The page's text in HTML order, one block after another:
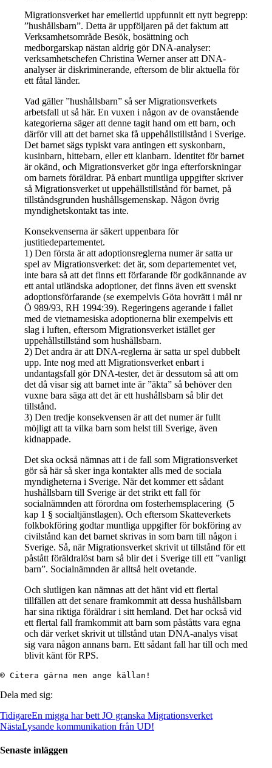
Migrationsverket har emellertid uppfunnit ett nytt begrepp:
”hushållsbarn”. Detta är uppföljaren på det faktum att
Verksamhetsområde Besök, bosättning och
medborgarskap nästan aldrig gör DNA-analyser:
verksamhetschefen Christina Werner anser att DNA-
analyser är diskriminerande, eftersom de blir aktuella för
ett fåtal länder.
Vad gäller ”hushållsbarn” så ser Migrationsverkets
arbetsfall ut så här. En vuxen i någon av de ovanstående
kategorierna säger att denne tagit hand om ett barn, och
därför vill att det barnet ska få uppehållstillstånd i Sverige.
Det barnet sägs typiskt vara antingen ett syskonbarn,
kusinbarn, hittebarn, eller ett klanbarn. Identitet för barnet
är okänd, och Migrationsverket gör inga efterforskningar
om barnets föräldrar. På enbart muntliga uppgifter skriver
så Migrationsverket ut uppehållstillstånd för barnet, på
tillståndsgrunden hushållsgemenskap. Någon övrig
myndighetskontakt tas inte.
Konsekvenserna är säkert uppenbara för
justitiedepartementet.
1) Den första är att adoptionsreglerna numer är satta ur
spel av Migrationsverket: det är, som departementet vet,
inte bara så att det finns ett förfarande för godkännande av
ett antal utländska adoptioner, det finns även ett svenskt
adoptionsförfarande (se exempelvis Göta hovrätt i mål nr
Ö 989/93, RH 1994:39). Regeringens agerande i fallet
med de vietnamesiska adoptionerna blir exempelvis ett
slag i luften, eftersom Migrationsverket istället ger
uppehållstillstånd som hushållsbarn.
2) Det andra är att DNA-reglerna är satta ur spel dubbelt
upp. Inte nog med att Migrationsverket enbart i
undantagsfall gör DNA-tester, det är dessutom så att om
det då visar sig att barnet inte är ”äkta” så behöver den
vuxne bara säga att det är ett hushållsbarn så blir det
tillstånd.
3) Den tredje konsekvensen är att det numer är fullt
möjligt att ta vilka barn som helst till Sverige, även
kidnappade.
Det ska också nämnas att i de fall som Migrationsverket
gör så här så sker inga kontakter alls med de sociala
myndigheterna i Sverige. När det kommer ett sådant
hushållsbarn till Sverige är det strikt ett fall för
socialnämnden att förordna om fosterhemsplacering (5
kap 1 § socialtjänstlagen). Och eftersom Skatteverkets
folkbokföring godtar muntliga uppgifter för bokföring av
civilstånd kan det barnet skrivas in som barn till någon i
Sverige. Så, när Migrationsverket skrivit ut tillstånd för ett
påstått föräldralöst barn så blir det i Sverige till ett ”vanligt
barn”. Socialnämnden är alltså helt ovetande.
Och slutligen kan nämnas att det hänt vid ett flertal
tillfällen att det senare framkommit att dessa hushållsbarn
har sina riktiga föräldrar i sitt hemland. Det har också vid
ett flertal fall framkommit att barn som påståtts vara egna
och där verket skrivit ut tillstånd utan DNA-analys visat
sig vara någon annans barn. Ett sådant fall har till och med
blivit känt för RPS.
© Citera gärna men ange källan!
Dela med sig:
TidigareEn migga har bett JO granska Migrationsverket
NästaLysande kommunikation från UD!
Senaste inläggen